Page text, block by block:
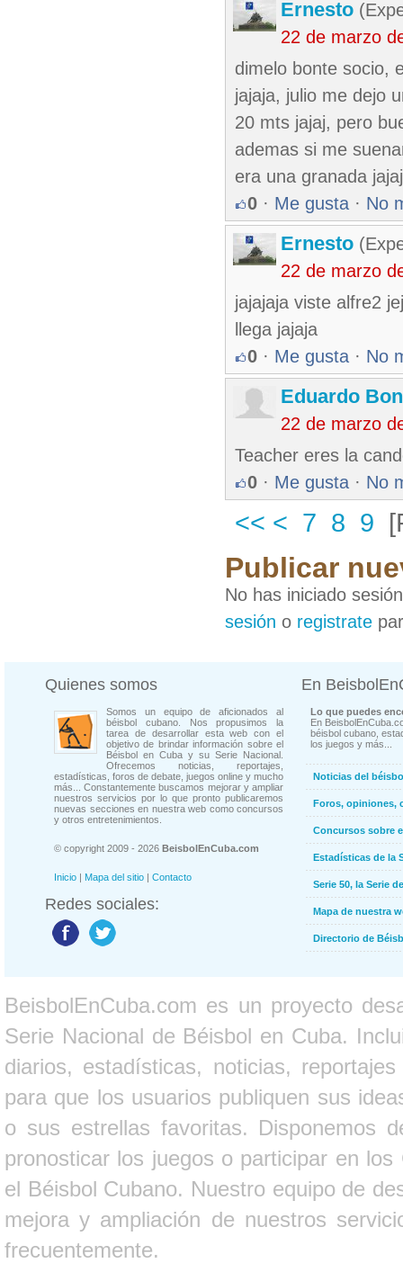
Ernesto
22 de marzo
dimelo bonte socio,
jajaja, julio me dejo
20 mts jajaj, pero
ademas si me
era una granada
0 · Me gusta · No
Ernesto
22 de marzo
jajajaja viste alfre2
llega jajaja
0 · Me gusta · No
Eduardo
22 de marzo
Teacher eres la
0 · Me gusta · No
<< < 7 8 9
Publicar
No has iniciado
sesión o registrate
Quienes somos
Somos un equipo de aficionados al
béisbol cubano. Nos propusimos la
tarea de desarrollar esta web con el
objetivo de brindar información sobre el
Béisbol en Cuba y su Serie Nacional.
Ofrecemos noticias, reportajes,
estadísticas, foros de debate, juegos online y mucho
más... Constantemente buscamos mejorar y ampliar
nuestros servicios por lo que pronto publicaremos
nuevas secciones en nuestra web como concursos
y otros entretenimientos.
© copyright 2009 - 2026 BeisbolEnCuba.com
Inicio | Mapa del sitio | Contacto
Redes sociales:
En
Lo que puedes
En
béisbol cubano,
los juegos y más...
Noticias del
Foros, opiniones,
Concursos sobre
Estadísticas de la
Serie 50, la Serie
Mapa de nuestra
Directorio de
BeisbolEnCuba.com es un proyecto
Serie Nacional de Béisbol en Cuba.
diarios, estadísticas, noticias,
para que los usuarios publiquen sus
o sus estrellas favoritas. Disponemos
pronosticar los juegos o participar en
el Béisbol Cubano. Nuestro equipo de
mejora y ampliación de nuestros
frecuentemente.